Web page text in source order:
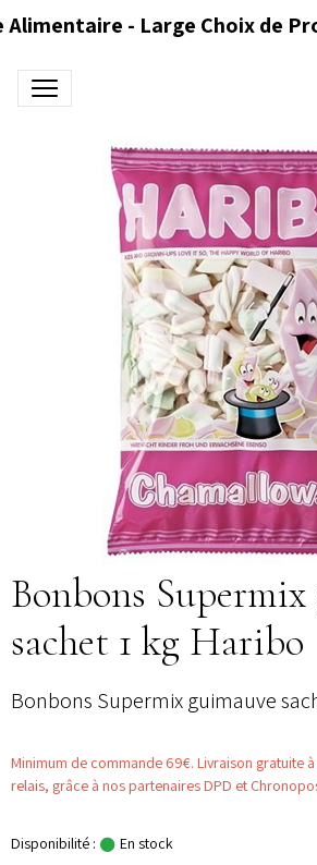
Alimentaire - Large Choix de
Bonbons
sachet 1 kg Haribo
Bonbons Supermix guimauve
Minimum de commande 69€. Livraison gratuite
relais, grâce à nos partenaires DPD et
Disponibilité : En stock